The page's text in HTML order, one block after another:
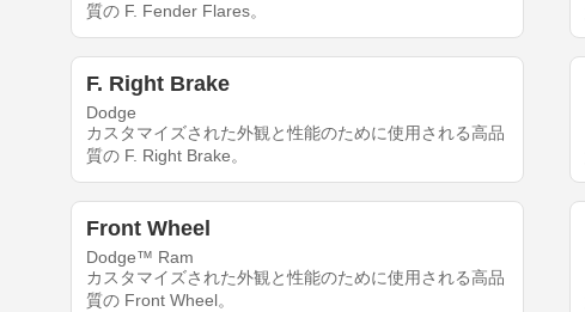
質の F. Fender Flares。
F. Right Brake
Dodge
カスタマイズされた外観と性能のために使用される高品
質の F. Right Brake。
Front Wheel
Dodge™ Ram
カスタマイズされた外観と性能のために使用される高品
質の Front Wheel。